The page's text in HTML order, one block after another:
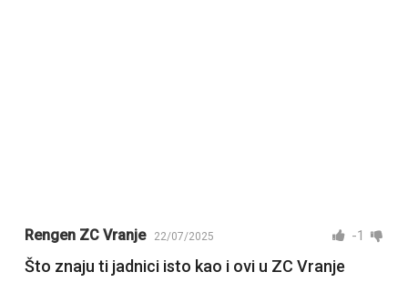
Rengen ZC Vranje 22/07/2025 -1
Što znaju ti jadnici isto kao i ovi u ZC Vranje